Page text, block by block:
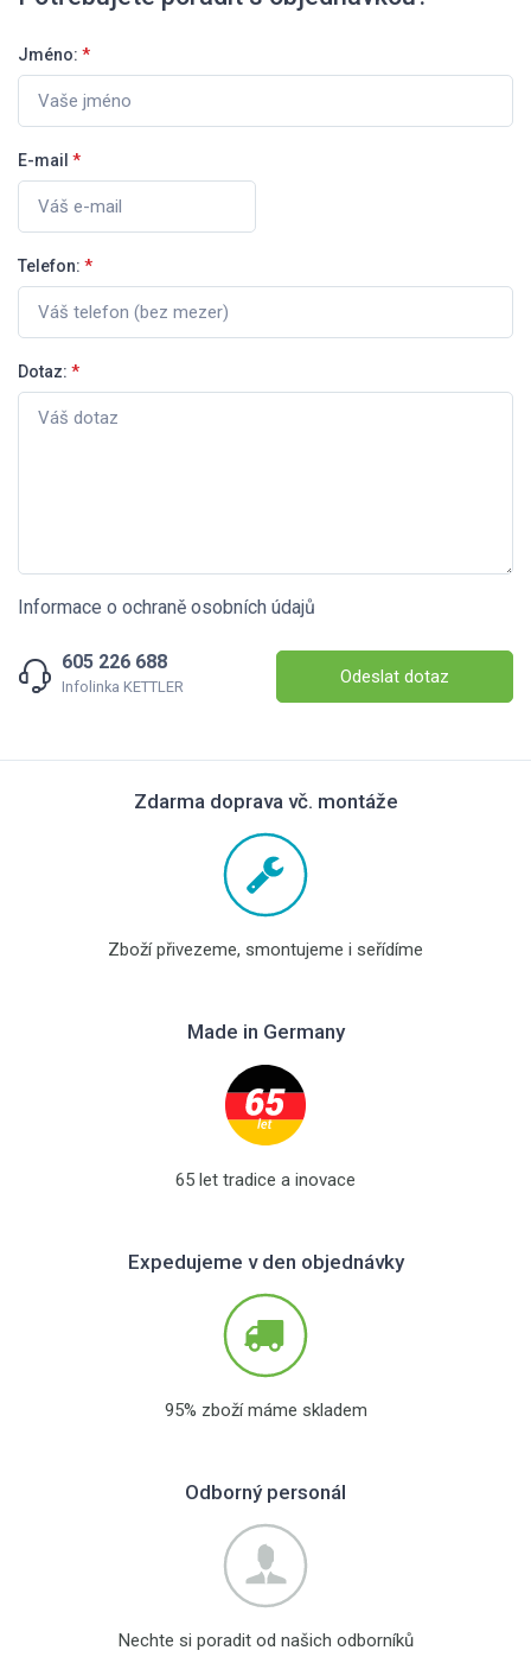
Jméno: *
E-mail *
Telefon: *
Dotaz: *
Informace o ochraně osobních údajů
605 226 688
Infolinka KETTLER Odeslat dotaz
Zdarma doprava vč. montáže
Zboží přivezeme, smontujeme i seřídíme
Made in Germany
65 let tradice a inovace
Expedujeme v den objednávky
95% zboží máme skladem
Odborný personál
Nechte si poradit od našich odborníků